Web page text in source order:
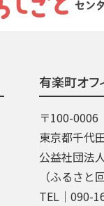
有楽町オフ
〒100-0006
東京都千代
公益社団法
（ふるさ
TEL│090-